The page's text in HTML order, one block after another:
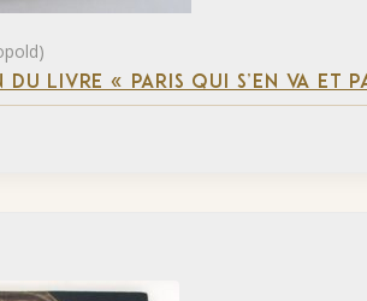
DU LIVRE « PARIS QUI S’EN VA ET